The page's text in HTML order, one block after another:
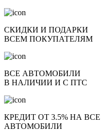
СКИДКИ И ПОДАРКИ
ВСЕМ ПОКУПАТЕЛЯМ
ВСЕ АВТОМОБИЛИ
В НАЛИЧИИ И С ПТС
КРЕДИТ ОТ 3.5% НА ВСЕ
АВТОМОБИЛИ